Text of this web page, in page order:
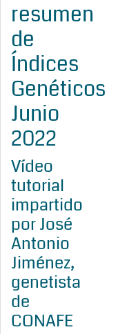
resumen
de
Índices
Genéticos
Junio
2022
Vídeo
tutorial
impartido
por José
Antonio
Jiménez,
genetista
de
CONAFE